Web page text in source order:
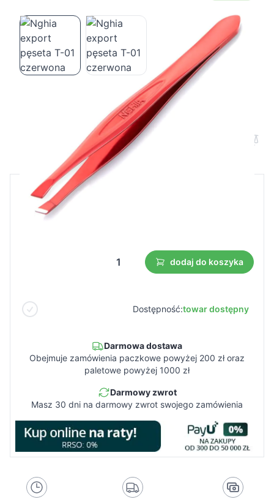
Nghia export pęseta T-01 czerwona
Cena B2B
dodaj do koszyka
Dostępność:towar dostępny
Darmowa dostawa
Obejmuje zamówienia paczkowe powyżej 200 zł oraz
paletowe powyżej 1000 zł
Darmowy zwrot
Masz 30 dni na darmowy zwrot swojego zamówienia